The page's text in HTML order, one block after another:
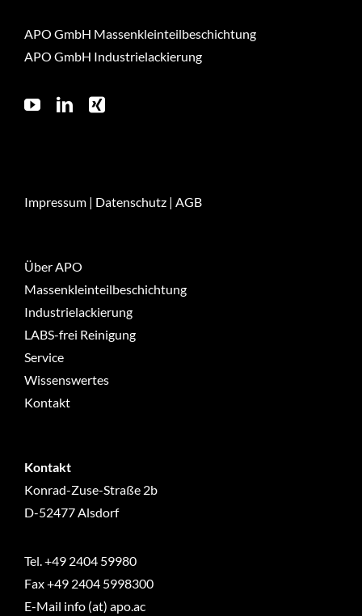
APO GmbH Massenkleinteilbeschichtung
APO GmbH Industrielackierung
Impressum| Datenschutz| AGB
Über APO
Massenkleinteilbeschichtung
Industrielackierung
LABS-frei Reinigung
Service
Wissenswertes
Kontakt
Kontakt
Konrad-Zuse-Straße 2b
D-52477 Alsdorf
Tel. +49 2404 59980
Fax +49 2404 5998300
E-Mail info (at) apo.ac